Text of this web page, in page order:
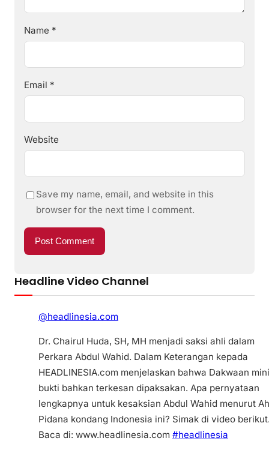
Name *
Email *
Website
Save my name, email, and website in this
browser for the next time I comment.
Headline Video Channel
@headlinesia.com
Dr. Chairul Huda, SH, MH menjadi saksi ahli dalam
Perkara Abdul Wahid. Dalam Keterangan kepada
HEADLINESIA.com menjelaskan bahwa Dakwaan
bukti bahkan terkesan dipaksakan. Apa pernyataan
lengkapnya untuk kesaksian Abdul Wahid menurut
Pidana kondang Indonesia ini? Simak di video
Baca di: www.headlinesia.com #headlinesia